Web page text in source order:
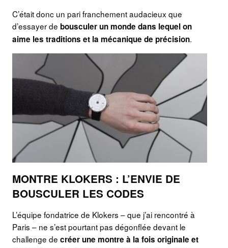
C’était donc un pari franchement audacieux que
d’essayer de bousculer un monde dans lequel on
aime les traditions et la mécanique de précision.
MONTRE KLOKERS : L’ENVIE DE
BOUSCULER LES CODES
L’équipe fondatrice de Klokers – que j’ai rencontré à
Paris – ne s’est pourtant pas dégonflée devant le
challenge de créer une montre à la fois originale et